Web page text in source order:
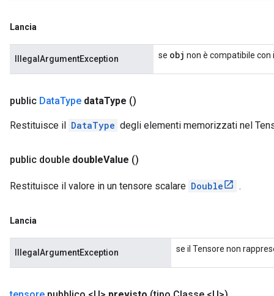
Lancia
IllegalArgumentException se obj non è compatibile con
public DataType dataType ()
Restituisce il DataType degli elementi memorizzati nel
public double doubleValue ()
Restituisce il valore in un tensore scalare Double .
Lancia
IllegalArgumentException se il Tensore non